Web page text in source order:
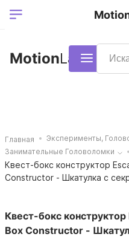
Ваш регион
Выберите ваш
MotionLamps
Главная
Эксперименты,
Занимательные Головоломки
Квест-бокс конструктор
Constructor - Шкатулка с
Квест-бокс
Box Constructor -